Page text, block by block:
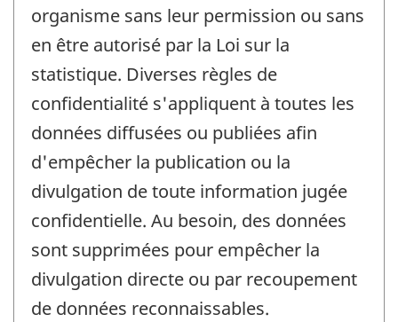
organisme sans leur permission ou sans
en être autorisé par la Loi sur la
statistique. Diverses règles de
confidentialité s'appliquent à toutes les
données diffusées ou publiées afin
d'empêcher la publication ou la
divulgation de toute information jugée
confidentielle. Au besoin, des données
sont supprimées pour empêcher la
divulgation directe ou par recoupement
de données reconnaissables.